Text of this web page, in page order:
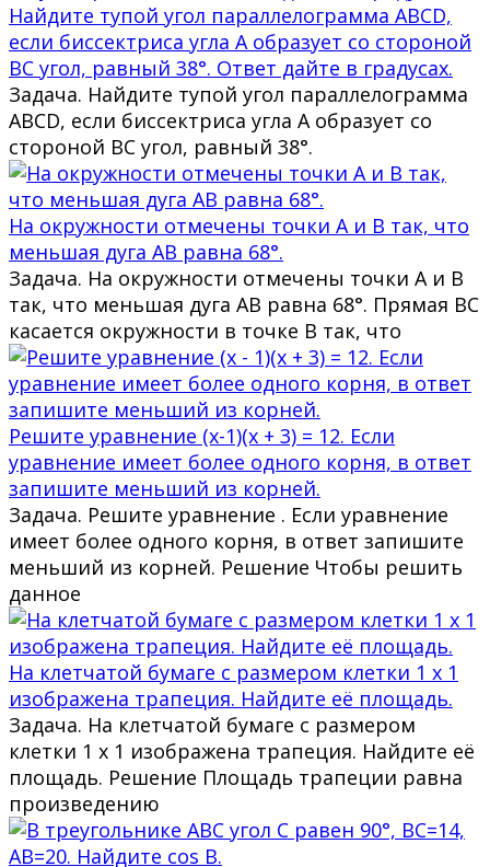
Найдите тупой угол параллелограмма ABCD,
если биссектриса угла A образует со стороной
BC угол, равный 38°. Ответ дайте в градусах.
Задача. Найдите тупой угол параллелограмма
ABCD, если биссектриса угла A образует со
стороной BC угол, равный 38°.
На окружности отмечены точки A и B так, что
меньшая дуга AB равна 68°.
Задача. На окружности отмечены точки A и B
так, что меньшая дуга AB равна 68°. Прямая BC
касается окружности в точке B так, что
Решите уравнение (x-1)(x + 3) = 12. Если
уравнение имеет более одного корня, в ответ
запишите меньший из корней.
Задача. Решите уравнение . Если уравнение
имеет более одного корня, в ответ запишите
меньший из корней. Решение Чтобы решить
данное
На клетчатой бумаге с размером клетки 1 х 1
изображена трапеция. Найдите её площадь.
Задача. На клетчатой бумаге с размером
клетки 1 х 1 изображена трапеция. Найдите её
площадь. Решение Площадь трапеции равна
произведению